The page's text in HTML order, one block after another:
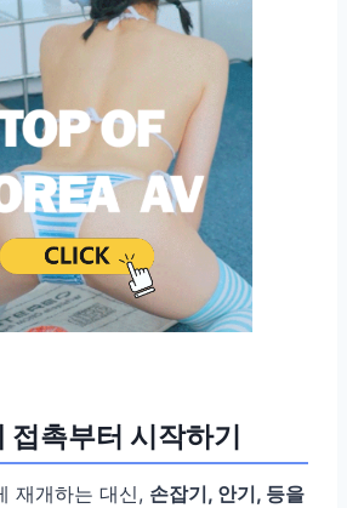
접촉부터 시작하기
재개하는 대신, 손잡기, 안기, 등을